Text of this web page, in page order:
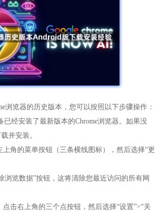
浏览器的历史版本，您可以按照以下步骤操作：
已经安装了最新版本的Chrome浏览器。如果没
并安装。
上角的菜单按钮（三条横线图标），然后选择“更
浏览数据”按钮，这将清除您最近访问的所有网
点击右上角的三个点按钮，然后选择“设置”>“关